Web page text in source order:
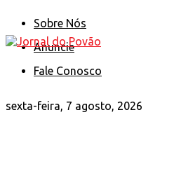
Sobre Nós
Anuncie
Fale Conosco
sexta-feira, 7 agosto, 2026